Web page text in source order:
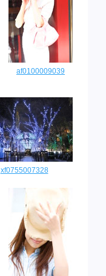
af0100009039
xf0755007328